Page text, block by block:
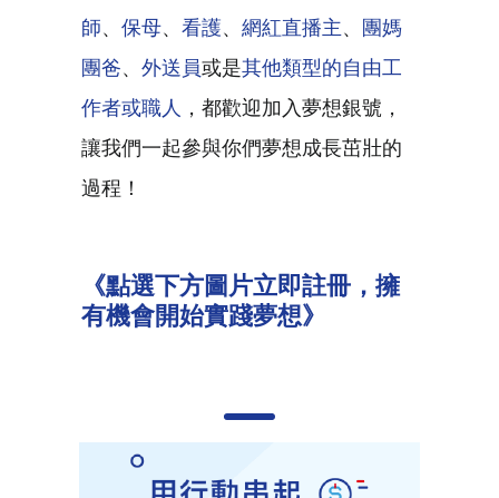
師、 保母、 看護、 網紅直播主、 團媽
團爸、 外送員或是其他類型的自由工
作者或職人 ，都歡迎加入夢想銀號，
讓我們一起參與你們夢想成長茁壯的
過程！
《點選下方圖片立即註冊，擁
有機會開始實踐夢想》